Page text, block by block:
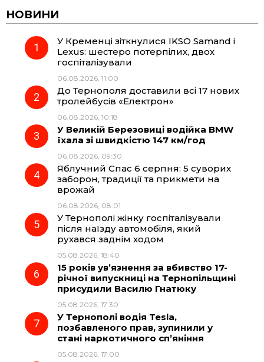
c
e
o
o
e
r
a
m
t
p
НОВИНИ
У Кременці зіткнулися IKSO Samand і
Lexus: шестеро потерпілих, двох
госпіталізували
06.08.2026, 11:00
До Тернополя доставили всі 17 нових
тролейбусів «Електрон»
06.08.2026, 10:18
У Великій Березовиці водійка BMW
їхала зі швидкістю 147 км/год
06.08.2026, 09:30
Яблучний Спас 6 серпня: 5 суворих
заборон, традиції та прикмети на
врожай
06.08.2026, 08:01
У Тернополі жінку госпіталізували
після наїзду автомобіля, який
рухався заднім ходом
05.08.2026, 18:40
15 років ув’язнення за вбивство 17-
річної випускниці на Тернопільщині
присудили Василю Гнатюку
05.08.2026, 17:30
У Тернополі водія Tesla,
позбавленого прав, зупинили у
стані наркотичного сп’яніння
05.08.2026, 17:00